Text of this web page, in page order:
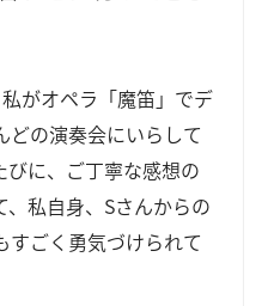
がオペラ「魔笛」でデ
どの演奏会にいらして
びに、ご丁寧な感想の
私自身、Sさんからの
すごく勇気づけられて